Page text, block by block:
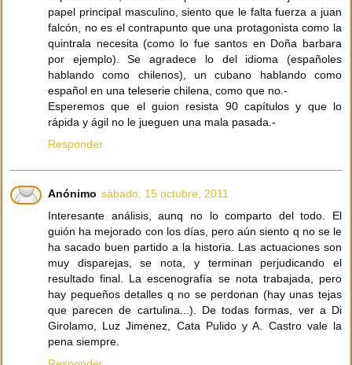
papel principal masculino, siento que le falta fuerza a juan
falcón, no es el contrapunto que una protagonista como la
quintrala necesita (como lo fue santos en Doña barbara
por ejemplo). Se agradece lo del idioma (españoles
hablando como chilenos), un cubano hablando como
español en una teleserie chilena, como que no.-
Esperemos que el guion resista 90 capítulos y que lo
rápida y ágil no le jueguen una mala pasada.-
Responder
Anónimo sábado, 15 octubre, 2011
Interesante análisis, aunq no lo comparto del todo. El
guión ha mejorado con los días, pero aún siento q no se le
ha sacado buen partido a la historia. Las actuaciones son
muy disparejas, se nota, y terminan perjudicando el
resultado final. La escenografía se nota trabajada, pero
hay pequeños detalles q no se perdonan (hay unas tejas
que parecen de cartulina...). De todas formas, ver a Di
Girolamo, Luz Jimenez, Cata Pulido y A. Castro vale la
pena siempre.